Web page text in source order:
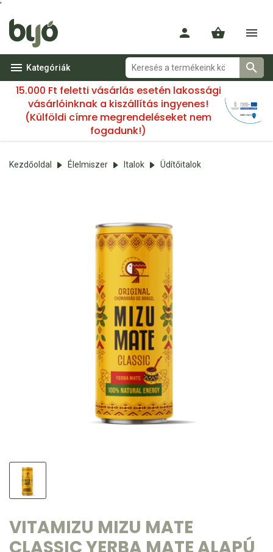
'
Kategóriák
15.000 Ft feletti vásárlás esetén lakossági
vásárlóinknak a kiszállítás ingyenes!
(Külföldi címre megrendeléseket nem
fogadunk!)
Kezdőoldal Élelmiszer Italok Üdítőitalok
VITAMIZU MIZU MATE